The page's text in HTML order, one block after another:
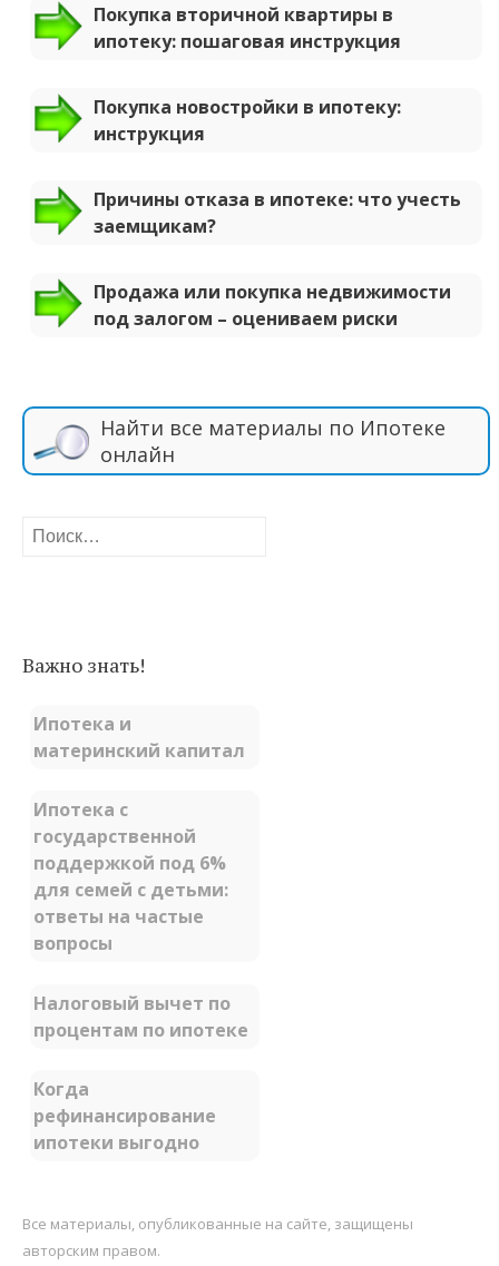
Покупка вторичной квартиры в
ипотеку: пошаговая инструкция
Покупка новостройки в ипотеку:
инструкция
Причины отказа в ипотеке: что учесть
заемщикам?
Продажа или покупка недвижимости
под залогом – оцениваем риски
Найти все материалы по Ипотеке
онлайн
Найти:
Важно знать!
Ипотека и
материнский капитал
Ипотека с
государственной
поддержкой под 6%
для семей с детьми:
ответы на частые
вопросы
Налоговый вычет по
процентам по ипотеке
Когда
рефинансирование
ипотеки выгодно
Все материалы, опубликованные на сайте, защищены
авторским правом.